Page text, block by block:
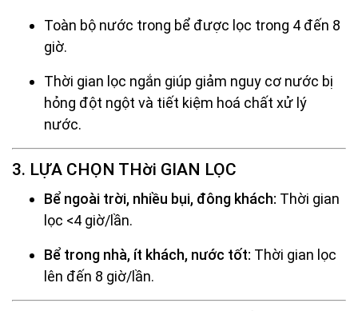
Toàn bộ nước trong bể được lọc trong 4 đến 8
giờ.
Thời gian lọc ngắn giúp giảm nguy cơ nước bị
hỏng đột ngột và tiết kiệm hoá chất xử lý
nước.
3. LỰA CHỌN THời GIAN LỌC
Bể ngoài trời, nhiều bụi, đông khách: Thời gian
lọc <4 giờ/lần.
Bể trong nhà, ít khách, nước tốt: Thời gian lọc
lên đến 8 giờ/lần.